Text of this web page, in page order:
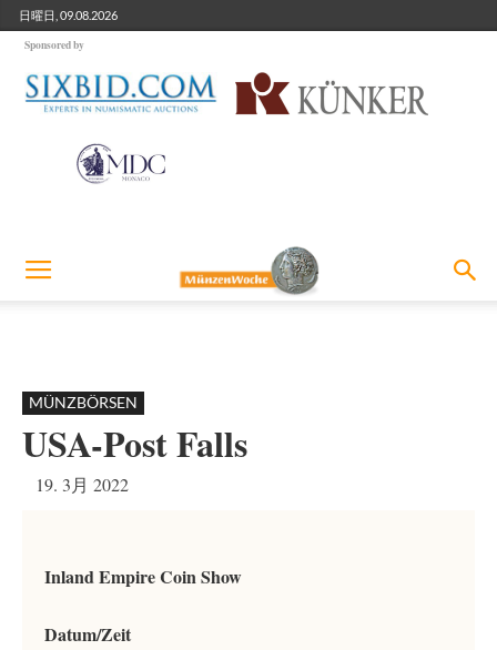
日曜日, 09.08.2026
Sponsored by
MÜNZBÖRSEN
USA-Post Falls
19. 3月 2022
Inland Empire Coin Show
Datum/Zeit